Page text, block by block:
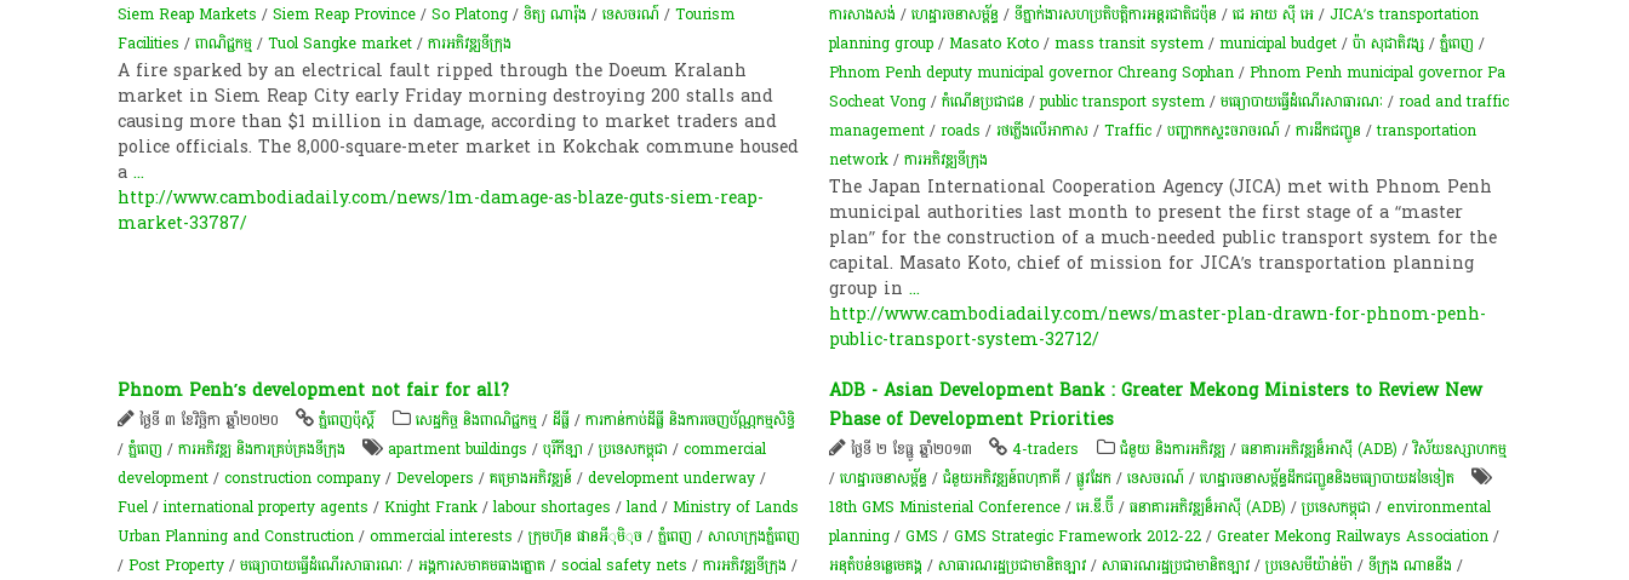
Siem Reap Markets /Siem Reap Province/So Platong/ទិត្យ​ ណារ៉ុង /ទេសចរណ៍/Tourism
Facilities /ពាណិជ្ជកម្ម/Tuol Sangke market/ការអភិវឌ្ឍ​ទីក្រុង​
A fire sparked by an electrical fault ripped through the Doeum Kralanh
market in Siem Reap City early Friday morning destroying 200 stalls and
causing more than $1 million in damage, according to market traders and
police officials. The 8,000-square-meter market in Kokchak commune housed
a ...
http://www.cambodiadaily.com/news/1m-damage-as-blaze-guts-siem-reap-
market-33787/
ការសាងសង់ /ហេដ្ឋារចនាសម្ព័ន្ធ /ទីភ្នាក់ងារ​សហប្រតិបត្តិការ​អន្តរជាតិ​ជប៉ុន /ជេ អាយ ស៊ី អេ/JICA’s transportation
planning group/Masato Koto/mass transit system/municipal budget/ប៉ា សុជាតិវង្ស/ភ្នំពេញ /
Phnom Penh deputy municipal governor Chreang Sophan/Phnom Penh municipal governor Pa
Socheat Vong/កំណើនប្រជាជន /public transport system/មធ្យោបាយ​ធ្វើដំណើរ​សាធារណៈ /road and traffic
management/roads /​រថភ្លើង​លើ​អាកាស​/Traffic/បញ្ហា​កកស្ទះ​ចរាចរណ៍/ការដឹកជញ្ជូន /transportation
network/ការអភិវឌ្ឍ​ទីក្រុង​
The Japan International Cooperation Agency (JICA) met with Phnom Penh
municipal authorities last month to present the first stage of a “master
plan” for the construction of a much-needed public transport system for the
capital. Masato Koto, chief of mission for JICA’s transportation planning
group in...
http://www.cambodiadaily.com/news/master-plan-drawn-for-phnom-penh-
public-transport-system-32712/
Phnom Penh’s development not fair for all?
ថ្ងៃទី ៣ ខែវិច្ឆិកា ឆ្នាំ២០២០ ភ្នំពេញប៉ុស្តិ៍ សេដ្ឋកិច្ច និងពាណិជ្ជកម្ម/ដីធ្លី/ការកាន់កាប់​ដីធ្លី និង​ការចេញ​ប័ណ្ណកម្មសិទ្ធិ​
/ភ្នំពេញ /ការអភិវឌ្ឍ និងការគ្រប់គ្រងទីក្រុង apartment buildings /បុរីកីឡា /ប្រទេសកម្ពុជា /commercial
development/construction company/Developers /គម្រោងអភិវឌ្ឍន៍/development underway/
Fuel/international property agents /Knight Frank/labour shortages /land/Ministry of Lands
Urban Planning and Construction/ommercial interests /ក្រុមហ៊ុន​​​ ផាន​​​អីុមិុច/ភ្នំពេញ /សាលាក្រុងភ្នំពេញ
/Post Property/មធ្យោបាយ​ធ្វើដំណើរ​សាធារណៈ /​អង្គការ​សមាគម​ធាងត្នោត/social safety nets /ការអភិវឌ្ឍ​ទីក្រុង​ /
ADB - Asian Development Bank : Greater Mekong Ministers to Review New
Phase of Development Priorities
ថ្ងៃទី ២ ខែធ្នូ ឆ្នាំ២០១៣ 4-traders ជំនួយ និងការអភិវឌ្ឍ/ធនាគារអភិវឌ្ឍន៏អាស៊ី (ADB) /វិស័យឧស្សាហកម្ម
/ហេដ្ឋារចនាសម្ព័ន្ធ /ជំនួយអភិវឌ្ឍន៍ពហុភាគី/ផ្លូវដែក/ទេសចរណ៍/ហេដ្ឋារចនាសម្ព័ន្ធដឹកជញ្ជូននិងមធ្យោបាយដទៃទៀត
18th GMS Ministerial Conference/អេ.ឌី.ប៊ី/ធនាគារអភិវឌ្ឍន៏អាស៊ី (ADB) /ប្រទេសកម្ពុជា / environmental
planning/GMS /GMS Strategic Framework 2012-22/Greater Mekong Railways Association/
អនុតំបន់ទន្លេមេគង្គ /សាធារណរដ្ឋប្រជាមានិតឡាវ/សាធារណរដ្ឋប្រជាមានិតឡាវ/ប្រទេសមីយ៉ាន់ម៉ា /ទីក្រុង ​ណា​ន​នី​ង /